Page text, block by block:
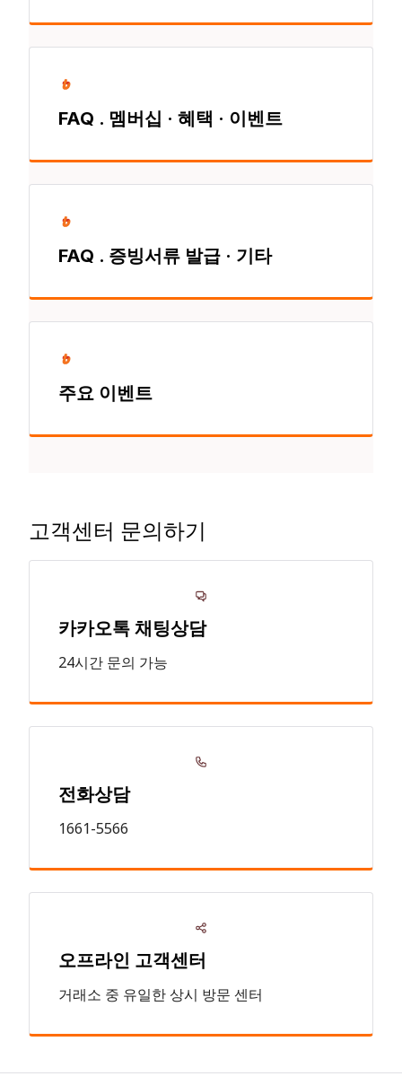
FAQ . 멤버십 · 혜택 · 이벤트
FAQ . 증빙서류 발급 · 기타
주요 이벤트
고객센터 문의하기
카카오톡 채팅상담
24시간 문의 가능
전화상담
1661-5566
오프라인 고객센터
거래소 중 유일한 상시 방문 센터